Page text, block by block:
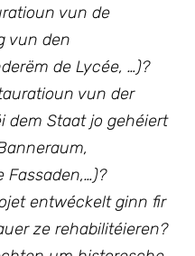
vun de
vun den
de Lycée, …)?
vun der
dem Staat jo gehéiert
Fassaden,…)?
entwéckelt ginn fir
ze rehabilitéieren?